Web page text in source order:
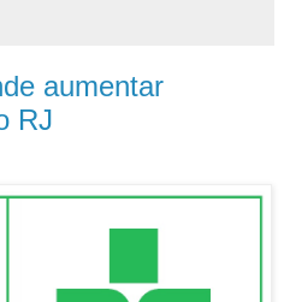
aumentar
RJ